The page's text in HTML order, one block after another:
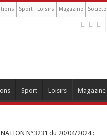
Sport Loisirs Magazine Société
Sport Loisirs Magazine
NATION N°3231 du 20/04/2024 :